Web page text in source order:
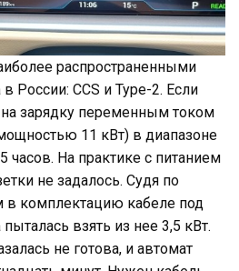
распространенными
России: CCS и Type-2. Если
зарядку переменным током
11 кВт) в диапазоне
часов. На практике с питанием
не задалось. Судя по
комплектацию кабеле под
взять из нее 3,5 кВт.
не готова, и автомат